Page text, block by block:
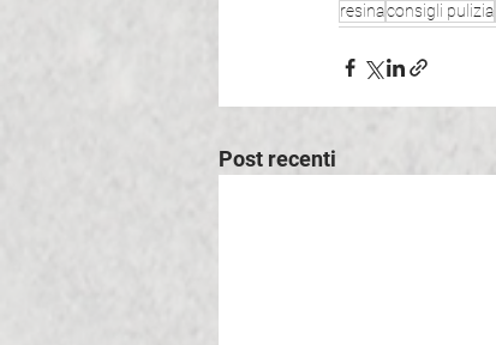
resinaconsigli pulizia
Post recenti